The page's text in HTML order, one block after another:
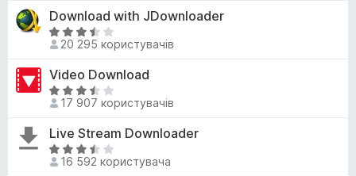
5
4
,
6
5
і
н
к
4
,
3
5
Download with JDownloader
О
ц
і
н
к
3
,
7
20 295 користувачів
Video Download
О
ц
і
н
к
17 907 користувачів
Live Stream Downloader
О
ц 16 592 користувача